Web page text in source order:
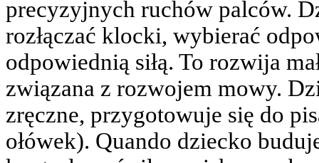
precyzyjnych ruchów palców.
rozłączać klocki, wybierać
odpowiednią siłą. To rozwija
związana z rozwojem mowy.
zręczne, przygotowuje się do
ołówek). Quando dziecko